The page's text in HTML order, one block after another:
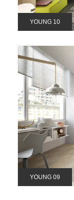
YOUNG 10
YOUNG 09